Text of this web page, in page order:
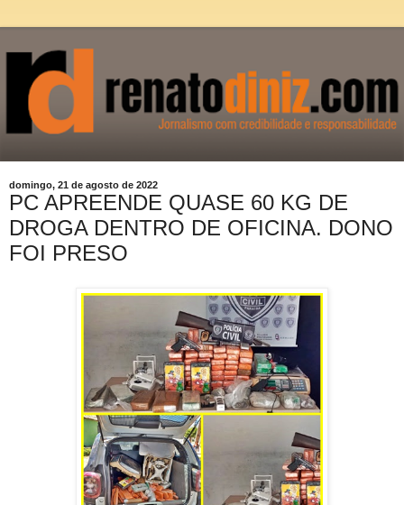
domingo, 21 de agosto de 2022
PC APREENDE QUASE 60 KG DE
DROGA DENTRO DE OFICINA. DONO
FOI PRESO